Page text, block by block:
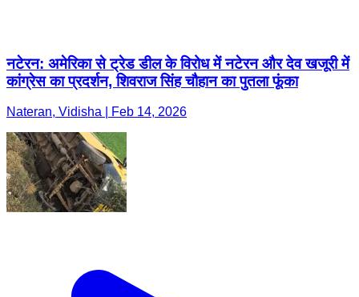
नटेरन: अमेरिका से ट्रेड डील के विरोध में नटेरन और देव खजूरी में
कांग्रेस का प्रदर्शन, शिवराज सिंह चौहान का पुतला फूंका
Nateran, Vidisha | Feb 14, 2026